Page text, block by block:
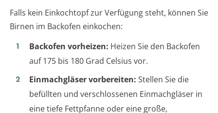
Falls kein Einkochtopf zur Verfügung steht, können Sie
Birnen im Backofen einkochen:
Backofen vorheizen: Heizen Sie den Backofen
auf 175 bis 180 Grad Celsius vor.
Einmachgläser vorbereiten: Stellen Sie die
befüllten und verschlossenen Einmachgläser in
eine tiefe Fettpfanne oder eine große,